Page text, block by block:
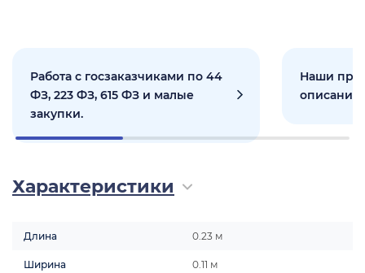
Работа с госзаказчиками по 44
ФЗ, 223 ФЗ, 615 ФЗ и малые
закупки.
Наши
Характеристики
Длина 0.23 м
Ширина 0.11 м